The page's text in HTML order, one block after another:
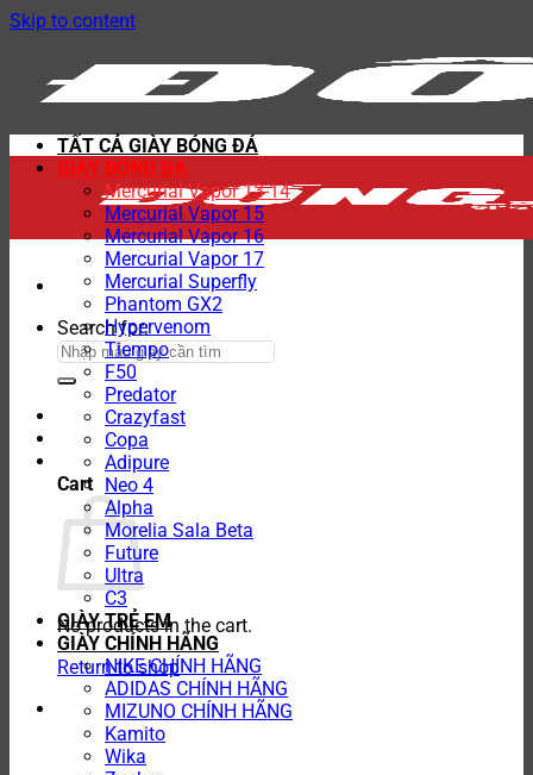
Skip to content
Search for:
Cart
No products in the cart.
Return to shop
TẤT CẢ GIÀY BÓNG ĐÁ
GIÀY BÓNG ĐÁ
Mercurial Vapor 13-14
Mercurial Vapor 15
Mercurial Vapor 16
Mercurial Vapor 17
Mercurial Superfly
Phantom GX2
Hypervenom
Tiempo
F50
Predator
Crazyfast
Copa
Adipure
Neo 4
Alpha
Morelia Sala Beta
Future
Ultra
C3
GIÀY TRẺ EM
GIÀY CHÍNH HÃNG
NIKE CHÍNH HÃNG
ADIDAS CHÍNH HÃNG
MIZUNO CHÍNH HÃNG
Kamito
Wika